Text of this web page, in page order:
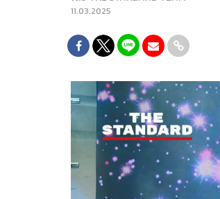
11.03.2025